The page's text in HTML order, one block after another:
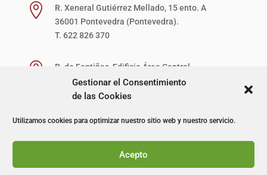
Gestionar el Consentimiento
de las Cookies
Utilizamos cookies para optimizar nuestro sitio web y nuestro servicio.
Acepto

R. Xeneral Gutiérrez Mellado, 15 ento. A
36001 Pontevedra (Pontevedra).
T. 622 826 370

R. de Fontiñas, Edificio Área Central,
1ª Planta, Local 27-D (zona verde)
15707 Santiago de Compostela (A Coruña).